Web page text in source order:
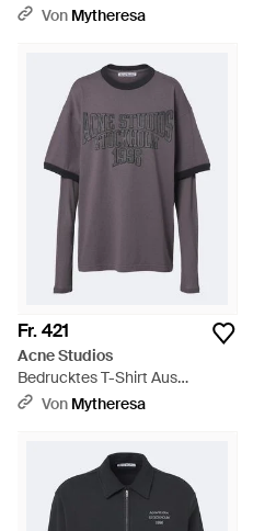
BlauVon Mytheresa
Fr. 421
Acne Studios
Bedrucktes T-Shirt Aus
Baumwoll-Jersey - Grau
Von Mytheresa